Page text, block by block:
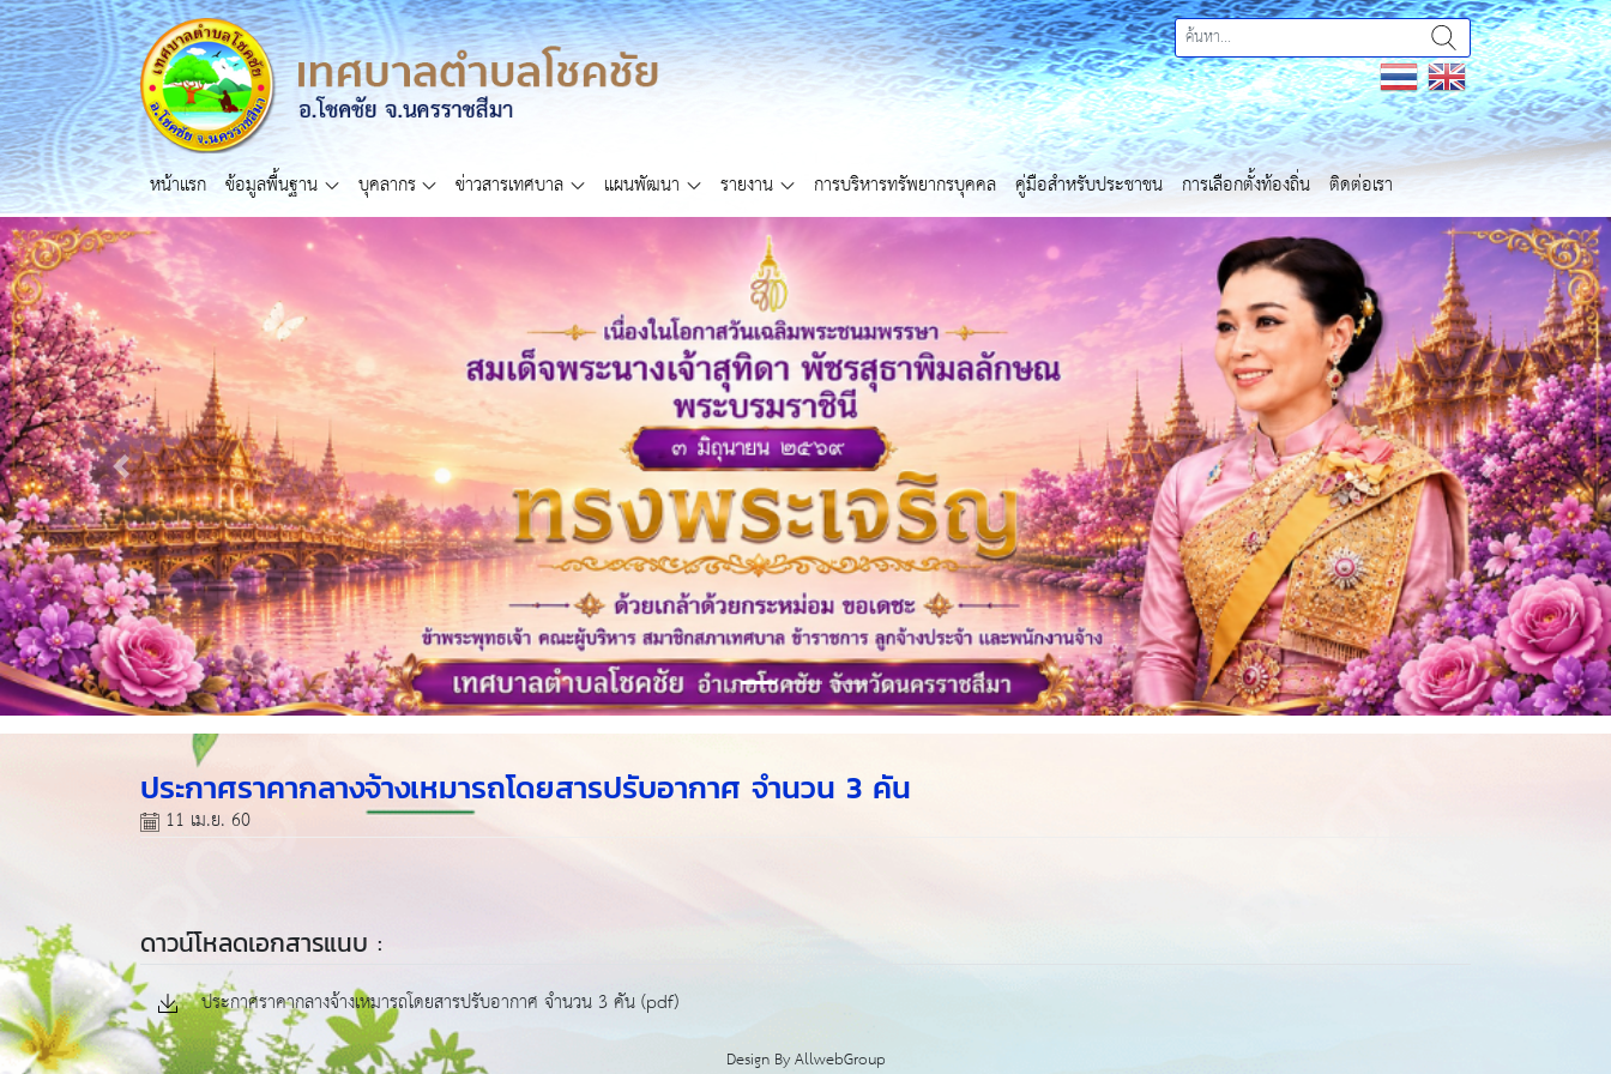
หน้าแรก ข้อมูลพื้นฐาน บุคลากร ข่าวสารเทศบาล แผนพัฒนา รายงาน การบริหารทรัพยากรบุคคล คู่มือสำหรับประชาชน การเลือกตั้งท้องถิ่น ติดต่อเรา
Previous Next
ประกาศราคากลางจ้างเหมารถโดยสารปรับอากาศ จำนวน 3 คัน
11 เม.ย. 60
ดาวน์โหลดเอกสารแนบ :
ประกาศราคากลางจ้างเหมารถโดยสารปรับอากาศ จำนวน 3 คัน (pdf)
Design ByAllwebGroup